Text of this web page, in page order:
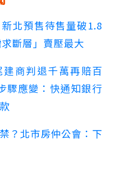
北預售待售量破1.8
斷層」賣壓最大
商判退千萬再賠百
驟應變：快通知銀行
？北市房仲公會：下